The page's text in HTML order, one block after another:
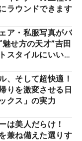
ラウンドできます
ア・私服写真がバ
せ方の天才”吉田
スタイルにいい
、そして超快適！
りを激変させる日
クス」の実力
は美人だらけ！
兼ね備えた選りす